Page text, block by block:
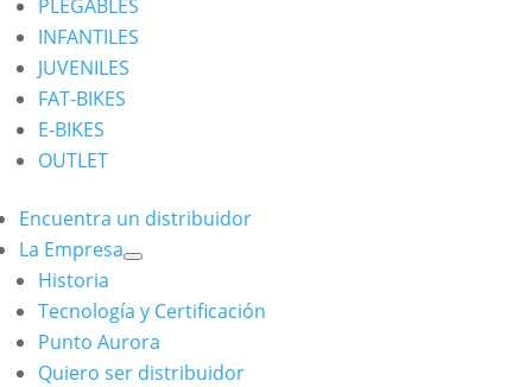
PLEGABLES
INFANTILES
JUVENILES
FAT-BIKES
E-BIKES
OUTLET
Encuentra un distribuidor
La Empresa
Historia
Tecnología y Certificación
Punto Aurora
Quiero ser distribuidor